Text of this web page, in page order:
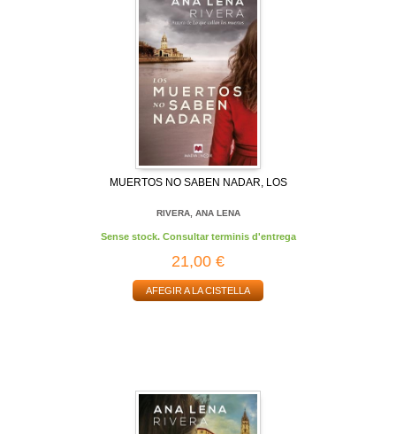
MUERTOS NO SABEN NADAR, LOS
RIVERA, ANA LENA
Sense stock. Consultar terminis d'entrega
21,00 €
AFEGIR A LA CISTELLA